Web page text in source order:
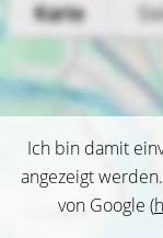
Ich bin damit
angezeigt
von Google (